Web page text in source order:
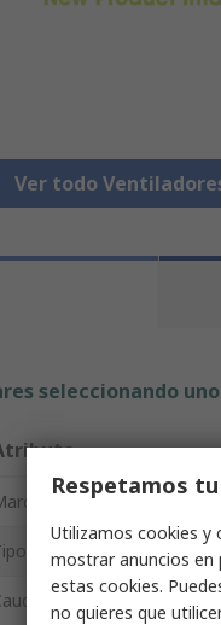
Ver todo
seleccionando
de producto
de aire
Respetamos
Utilizamos cookies y
mostrar anuncios en
estas cookies.
no quieres que